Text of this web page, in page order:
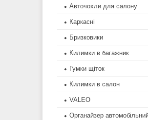
Авточохли для салону
Каркасні
Бризковики
Килимки в багажник
Гумки щіток
Килимки в салон
VALEO
Органайзер